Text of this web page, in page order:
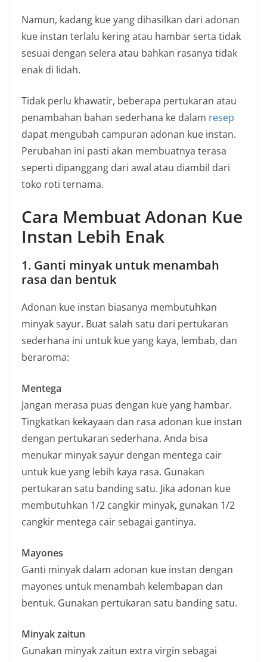
Namun, kadang kue yang dihasilkan dari adonan
kue instan terlalu kering atau hambar serta tidak
sesuai dengan selera atau bahkan rasanya tidak
enak di lidah.
Tidak perlu khawatir, beberapa pertukaran atau
penambahan bahan sederhana ke dalam resep
dapat mengubah campuran adonan kue instan.
Perubahan ini pasti akan membuatnya terasa
seperti dipanggang dari awal atau diambil dari
toko roti ternama.
Cara Membuat Adonan Kue
Instan Lebih Enak
1. Ganti minyak untuk menambah
rasa dan bentuk
Adonan kue instan biasanya membutuhkan
minyak sayur. Buat salah satu dari pertukaran
sederhana ini untuk kue yang kaya, lembab, dan
beraroma:
Mentega
Jangan merasa puas dengan kue yang hambar.
Tingkatkan kekayaan dan rasa adonan kue instan
dengan pertukaran sederhana. Anda bisa
menukar minyak sayur dengan mentega cair
untuk kue yang lebih kaya rasa. Gunakan
pertukaran satu banding satu. Jika adonan kue
membutuhkan 1/2 cangkir minyak, gunakan 1/2
cangkir mentega cair sebagai gantinya.
Mayones
Ganti minyak dalam adonan kue instan dengan
mayones untuk menambah kelembapan dan
bentuk. Gunakan pertukaran satu banding satu.
Minyak zaitun
Gunakan minyak zaitun extra virgin sebagai